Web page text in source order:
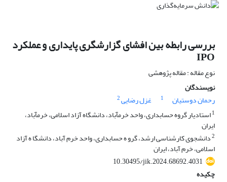
بررسی رابطه بین افشای گزارشگری پایداری و عملکرد
IPO
نوع مقاله : مقاله پژوهشی
نویسندگان
رحمان دوستیان
1 غزل رضایی2
1استادیار گروه حسابداری، واحد خرمآباد، دانشگاه آزاد اسلامی، خرمآباد،
ایران
2دانشجوی کارشناسی ارشد، گرو ه حسابداری، واحد خرم آباد، دانشگا ه آزاد
اسلامی، خرم آباد، ایران
10.30495/jik.2024.68692.4031
چکیده